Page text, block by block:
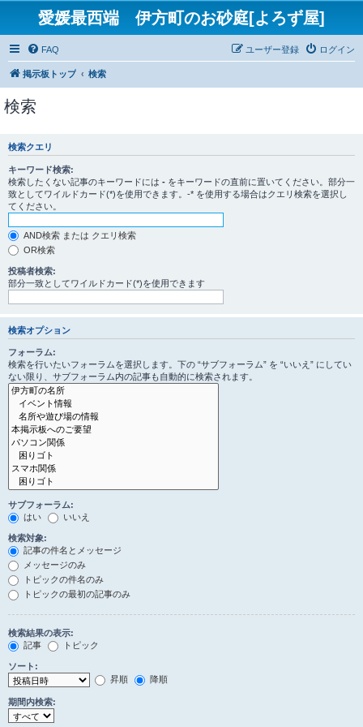
愛媛最西端 伊方町のお砂庭[よろず屋]
FAQ ログイン
ユーザー登録
掲示板トップ 検索
検索
検索クエリ
キーワード検索:
検索したくない記事のキーワードには - をキーワードの直前に置いてください。部分一
致としてワイルドカード(*)を使用できます。-* を使用する場合はクエリ検索を選択し
てください。
AND検索 または クエリ検索
OR検索
投稿者検索:
部分一致としてワイルドカード(*)を使用できます
検索オプション
フォーラム:
検索を行いたいフォーラムを選択します。下の “サブフォーラム” を “いいえ” にしてい
ない限り、サブフォーラム内の記事も自動的に検索されます。
サブフォーラム:
はい
いいえ
検索対象:
記事の件名とメッセージ
メッセージのみ
トピックの件名のみ
トピックの最初の記事のみ
検索結果の表示:
記事
トピック
ソート:
昇順
降順
期間内検索: